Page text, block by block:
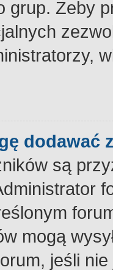
grup. Żeby
dodawać
są
mogą
jeśli